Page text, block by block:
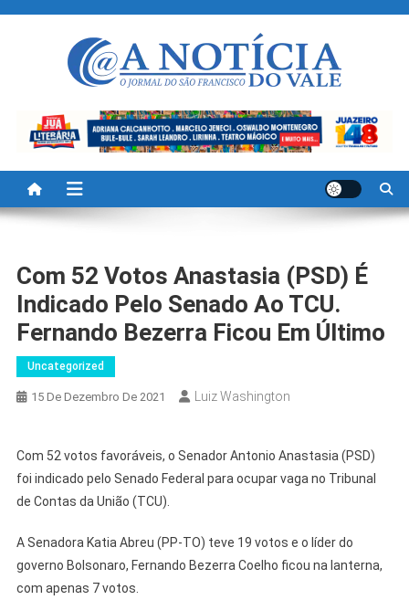
A Noticia Do Vale
Com 52 Votos Anastasia (PSD) É
Indicado Pelo Senado Ao TCU.
Fernando Bezerra Ficou Em Último
Uncategorized
15 De Dezembro De 2021 Luiz Washington
Com 52 votos favoráveis, o Senador Antonio Anastasia (PSD)
foi indicado pelo Senado Federal para ocupar vaga no Tribunal
de Contas da União (TCU).
A Senadora Katia Abreu (PP-TO) teve 19 votos e o líder do
governo Bolsonaro, Fernando Bezerra Coelho ficou na lanterna,
com apenas 7 votos.